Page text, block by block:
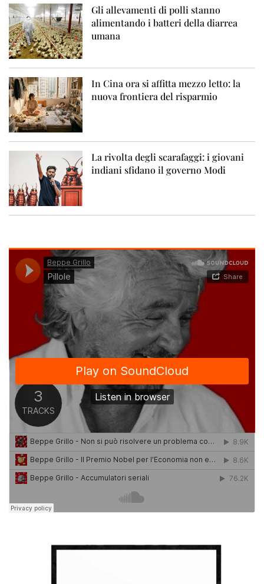
Gli allevamenti di polli stanno
alimentando i batteri della diarrea
umana
In Cina ora si affitta mezzo letto: la
nuova frontiera del risparmio
La rivolta degli scarafaggi: i giovani
indiani sfidano il governo Modi